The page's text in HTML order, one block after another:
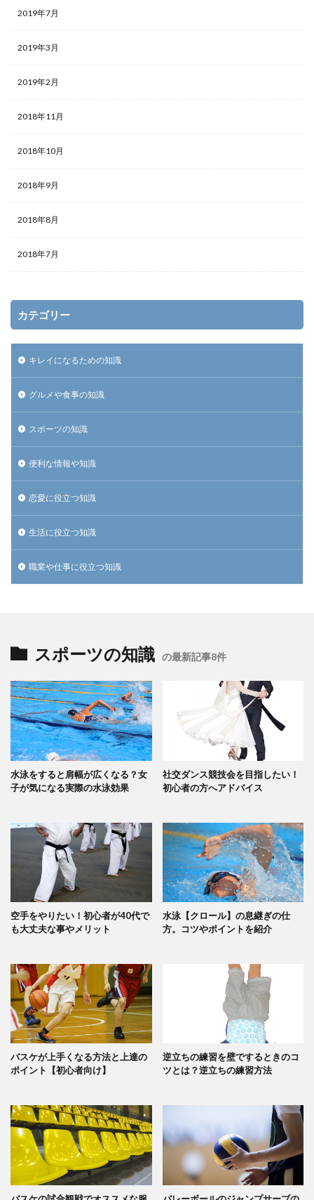
2019年7月
2019年3月
2019年2月
2018年11月
2018年10月
2018年9月
2018年8月
2018年7月
カテゴリー
キレイになるための知識
グルメや食事の知識
スポーツの知識
便利な情報や知識
恋愛に役立つ知識
生活に役立つ知識
職業や仕事に役立つ知識
スポーツの知識 の最新記事8件
水泳をすると肩幅が広くなる？女
子が気になる実際の水泳効果
社交ダンス競技会を目指したい！
初心者の方へアドバイス
空手をやりたい！初心者が40代で
も大丈夫な事やメリット
水泳【クロール】の息継ぎの仕
方。コツやポイントを紹介
バスケが上手くなる方法と上達の
ポイント【初心者向け】
逆立ちの練習を壁でするときのコ
ツとは？逆立ちの練習方法